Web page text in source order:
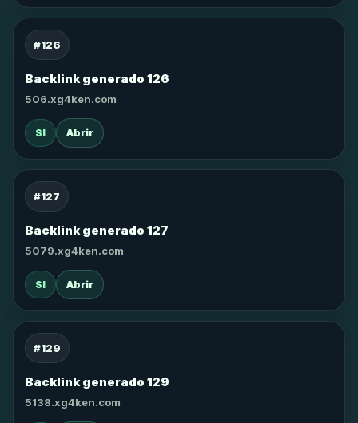
#126
Backlink generado 126
506.xg4ken.com
SI Abrir
#127
Backlink generado 127
5079.xg4ken.com
SI Abrir
#129
Backlink generado 129
5138.xg4ken.com